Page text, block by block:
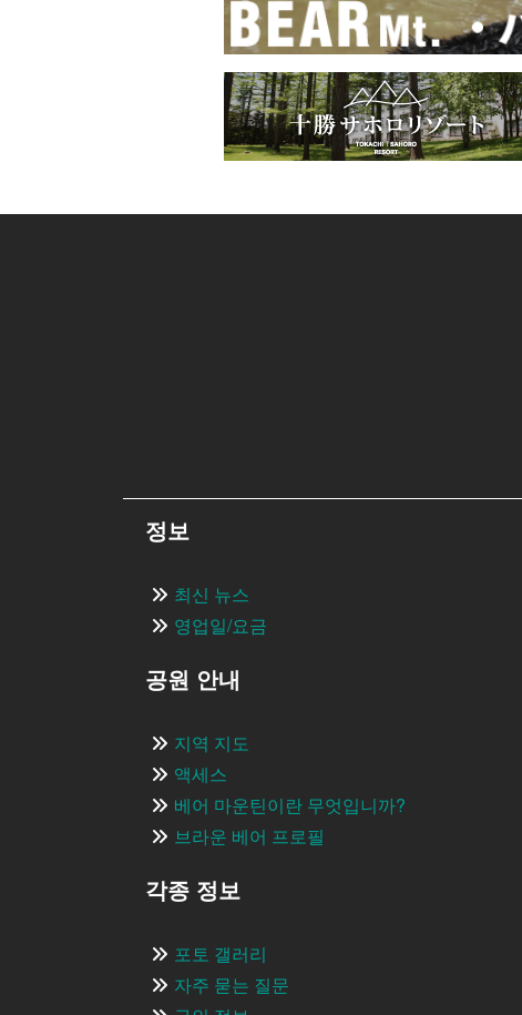
정보
최신 뉴스
영업일/요금
공원 안내
지역 지도
액세스
베어 마운틴이란 무엇입니까?
브라운 베어 프로필
각종 정보
포토 갤러리
자주 묻는 질문